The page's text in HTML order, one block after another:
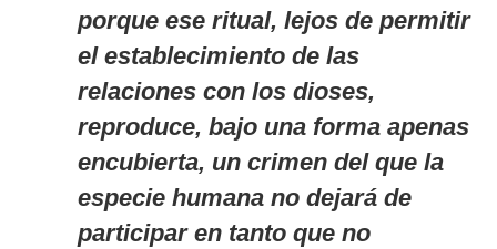
porque ese ritual, lejos de permitir
el establecimiento de las
relaciones con los dioses,
reproduce, bajo una forma apenas
encubierta, un crimen del que la
especie humana no dejará de
participar en tanto que no